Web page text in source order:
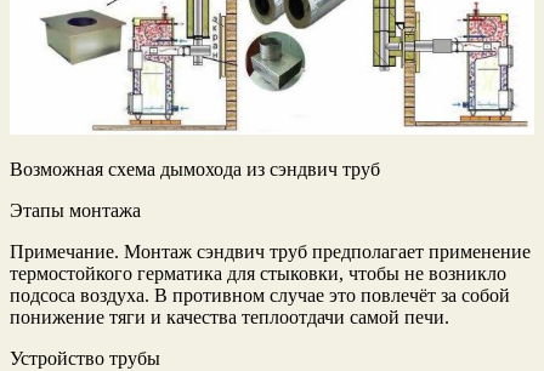
Возможная схема дымохода из сэндвич труб
Этапы монтажа
Примечание. Монтаж сэндвич труб предполагает применение
термостойкого герматика для стыковки, чтобы не возникло
подсоса воздуха. В противном случае это повлечёт за собой
понижение тяги и качества теплоотдачи самой печи.
Устройство трубы